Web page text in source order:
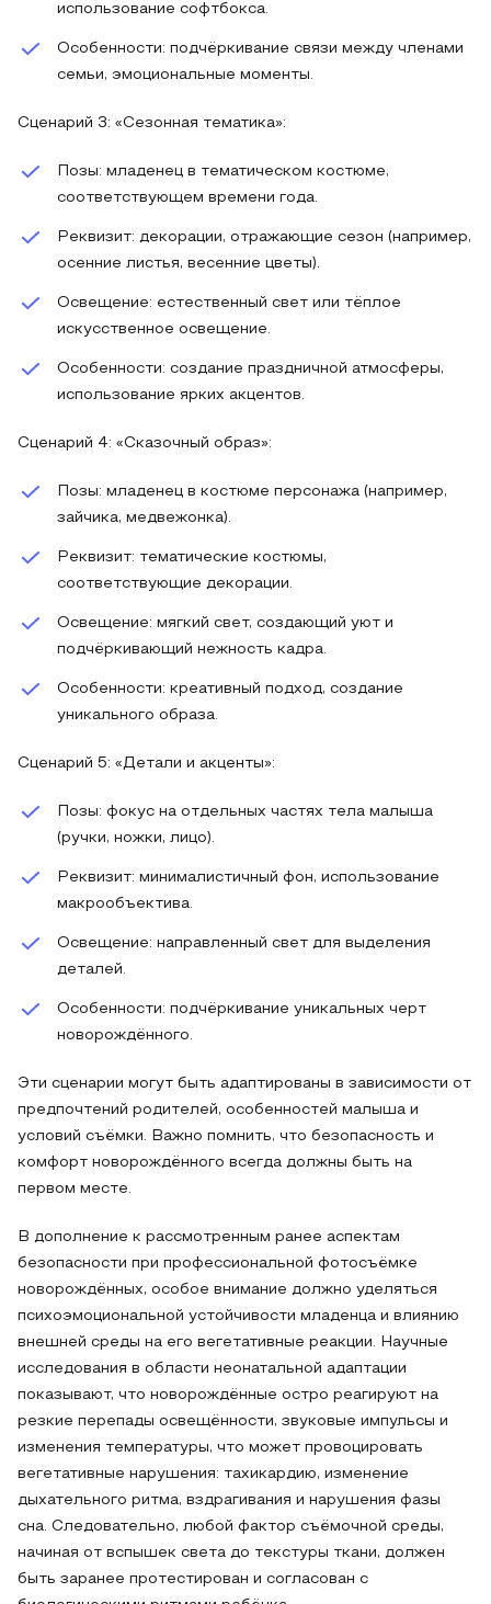
использование софтбокса.
Особенности: подчёркивание связи между членами
семьи, эмоциональные моменты.
Сценарий 3: «Сезонная тематика»:
Позы: младенец в тематическом костюме,
соответствующем времени года.
Реквизит: декорации, отражающие сезон (например,
осенние листья, весенние цветы).
Освещение: естественный свет или тёплое
искусственное освещение.
Особенности: создание праздничной атмосферы,
использование ярких акцентов.
Сценарий 4: «Сказочный образ»:
Позы: младенец в костюме персонажа (например,
зайчика, медвежонка).
Реквизит: тематические костюмы,
соответствующие декорации.
Освещение: мягкий свет, создающий уют и
подчёркивающий нежность кадра.
Особенности: креативный подход, создание
уникального образа.
Сценарий 5: «Детали и акценты»:
Позы: фокус на отдельных частях тела малыша
(ручки, ножки, лицо).
Реквизит: минималистичный фон, использование
макрообъектива.
Освещение: направленный свет для выделения
деталей.
Особенности: подчёркивание уникальных черт
новорождённого.
Эти сценарии могут быть адаптированы в зависимости от
предпочтений родителей, особенностей малыша и
условий съёмки. Важно помнить, что безопасность и
комфорт новорождённого всегда должны быть на
первом месте.
В дополнение к рассмотренным ранее аспектам
безопасности при профессиональной фотосъёмке
новорождённых, особое внимание должно уделяться
психоэмоциональной устойчивости младенца и влиянию
внешней среды на его вегетативные реакции. Научные
исследования в области неонатальной адаптации
показывают, что новорождённые остро реагируют на
резкие перепады освещённости, звуковые импульсы и
изменения температуры, что может провоцировать
вегетативные нарушения: тахикардию, изменение
дыхательного ритма, вздрагивания и нарушения фазы
сна. Следовательно, любой фактор съёмочной среды,
начиная от вспышек света до текстуры ткани, должен
быть заранее протестирован и согласован с